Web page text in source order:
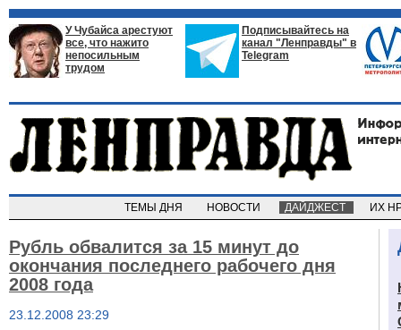
У Чубайса арестуют
все, что нажито
непосильным
трудом
Подписывайтесь на
канал "Ленправды" в
Telegram
ТЕМЫ ДНЯ НОВОСТИ ДАЙДЖЕСТ ИХ
Рубль обвалится за 15 минут до
окончания последнего рабочего дня
2008 года
23.12.2008 23:29